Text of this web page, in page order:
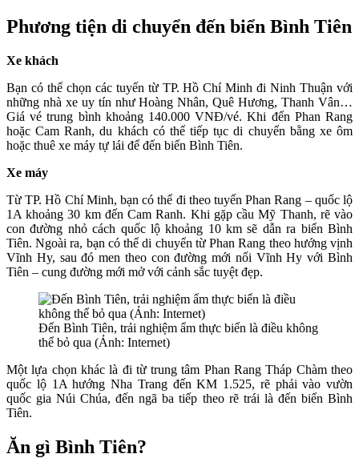
Phương tiện di chuyển đến biển Bình Tiên
Xe khách
Bạn có thể chọn các tuyến từ TP. Hồ Chí Minh đi Ninh Thuận với
những nhà xe uy tín như Hoàng Nhân, Quê Hương, Thanh Vân…
Giá vé trung bình khoảng 140.000 VNĐ/vé. Khi đến Phan Rang
hoặc Cam Ranh, du khách có thể tiếp tục di chuyển bằng xe ôm
hoặc thuê xe máy tự lái để đến biển Bình Tiên.
Xe máy
Từ TP. Hồ Chí Minh, bạn có thể đi theo tuyến Phan Rang – quốc lộ
1A khoảng 30 km đến Cam Ranh. Khi gặp cầu Mỹ Thanh, rẽ vào
con đường nhỏ cách quốc lộ khoảng 10 km sẽ dẫn ra biển Bình
Tiên. Ngoài ra, bạn có thể di chuyển từ Phan Rang theo hướng vịnh
Vĩnh Hy, sau đó men theo con đường mới nối Vĩnh Hy với Bình
Tiên – cung đường mới mở với cảnh sắc tuyệt đẹp.
Đến Bình Tiên, trải nghiệm ẩm thực biển là điều không
thể bỏ qua (Ảnh: Internet)
Một lựa chọn khác là đi từ trung tâm Phan Rang Tháp Chàm theo
quốc lộ 1A hướng Nha Trang đến KM 1.525, rẽ phải vào vườn
quốc gia Núi Chúa, đến ngã ba tiếp theo rẽ trái là đến biển Bình
Tiên.
Ăn gì Bình Tiên?